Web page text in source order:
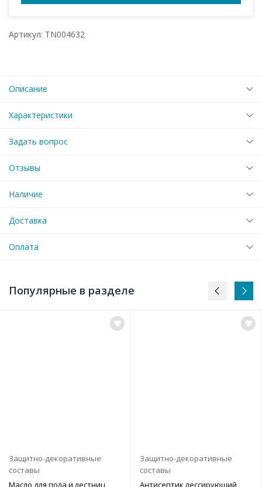
Артикул: TN004632
Описание
Характеристики
Задать вопрос
Отзывы
Наличие
Доставка
Оплата
Популярные в разделе
Защитно-декоративные
составы
Масло для пола и лестниц
Защитно-декоративные
составы
Антисептик лессирующий